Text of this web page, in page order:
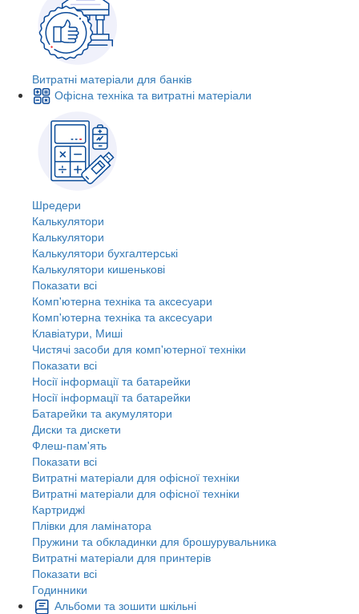
Витратні матеріали для банків
Офісна техніка та витратні матеріали
Шредери
Калькулятори
Калькулятори
Калькулятори бухгалтерські
Калькулятори кишенькові
Показати всі
Комп'ютерна техніка та аксесуари
Комп'ютерна техніка та аксесуари
Клавіатури, Миші
Чистячі засоби для комп'ютерної техніки
Показати всі
Носії інформації та батарейки
Носії інформації та батарейки
Батарейки та акумулятори
Диски та дискети
Флеш-пам'ять
Показати всі
Витратні матеріали для офісної техніки
Витратні матеріали для офісної техніки
Картриджi
Плівки для ламінатора
Пружини та обкладинки для брошурувальника
Витратні матеріали для принтерів
Показати всі
Годинники
Альбоми та зошити шкільні